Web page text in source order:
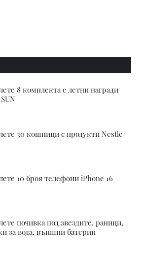
8 комплекта с летни награди
30 кошници с продукти Nestle
10 броя телефони iPhone 16
почивка под звездите, раници,
за вода, външни батерии